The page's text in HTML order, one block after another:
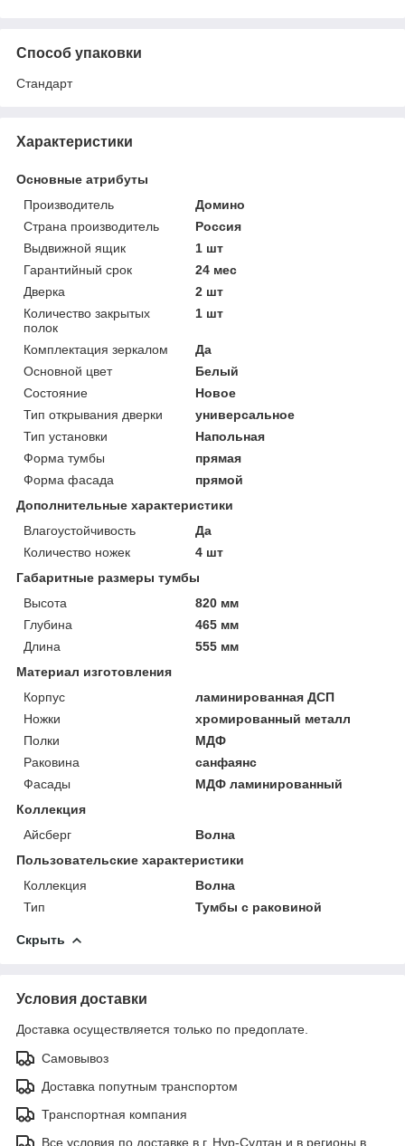
Способ упаковки
Стандарт
Характеристики
Основные атрибуты
Производитель
Домино
Страна производитель
Россия
Выдвижной ящик
1 шт
Гарантийный срок
24 мес
Дверка
2 шт
Количество закрытых
полок
1 шт
Комплектация зеркалом
Да
Основной цвет
Белый
Состояние
Новое
Тип открывания дверки
универсальное
Тип установки
Напольная
Форма тумбы
прямая
Форма фасада
прямой
Дополнительные характеристики
Влагоустойчивость
Да
Количество ножек
4 шт
Габаритные размеры тумбы
Высота
820 мм
Глубина
465 мм
Длина
555 мм
Материал изготовления
Корпус
ламинированная ДСП
Ножки
хромированный металл
Полки
МДФ
Раковина
санфаянс
Фасады
МДФ ламинированный
Коллекция
Айсберг
Волна
Пользовательские характеристики
Коллекция
Волна
Тип
Тумбы с раковиной
Скрыть
Условия доставки
Доставка осуществляется только по предоплате.
Самовывоз
Доставка попутным транспортом
Транспортная компания
Все условия по доставке в г. Нур-Султан и в регионы в